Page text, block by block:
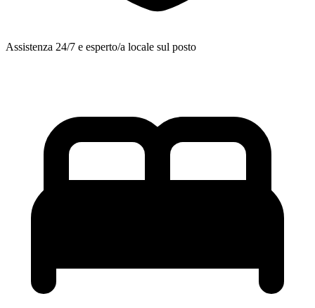
Assistenza 24/7 e esperto/a locale sul posto